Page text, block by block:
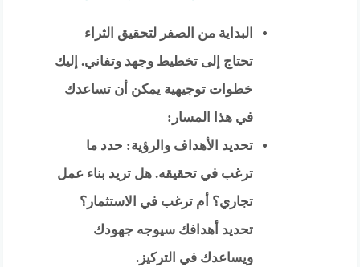
البداية من الصفر لتحقيق الثراء
تحتاج إلى تخطيط وجهد وتفاني. إليك
خطوات توجيهية يمكن أن تساعدك
في هذا المسار:
تحديد الأهداف والرؤية: حدد ما
ترغب في تحقيقه. هل تريد بناء عمل
تجاري؟ أم ترغب في الاستثمار؟
تحديد أهدافك سيوجه جهودك
ويساعدك في التركيز.